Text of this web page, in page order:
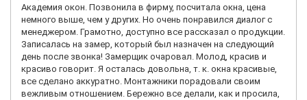
Академия окон. Позвонила в фирму, посчитала окна, цена
немного выше, чем у других. Но очень понравился диалог с
менеджером. Грамотно, доступно все рассказал о продукции.
Записалась на замер, который был назначен на следующий
день после звонка! Замерщик очаровал. Молод, красив и
красиво говорит. Я осталась довольна, т. к. окна красивые,
все сделано аккуратно. Монтажники порадовали своим
вежливым отношением. Бережно все делали, как и просила,